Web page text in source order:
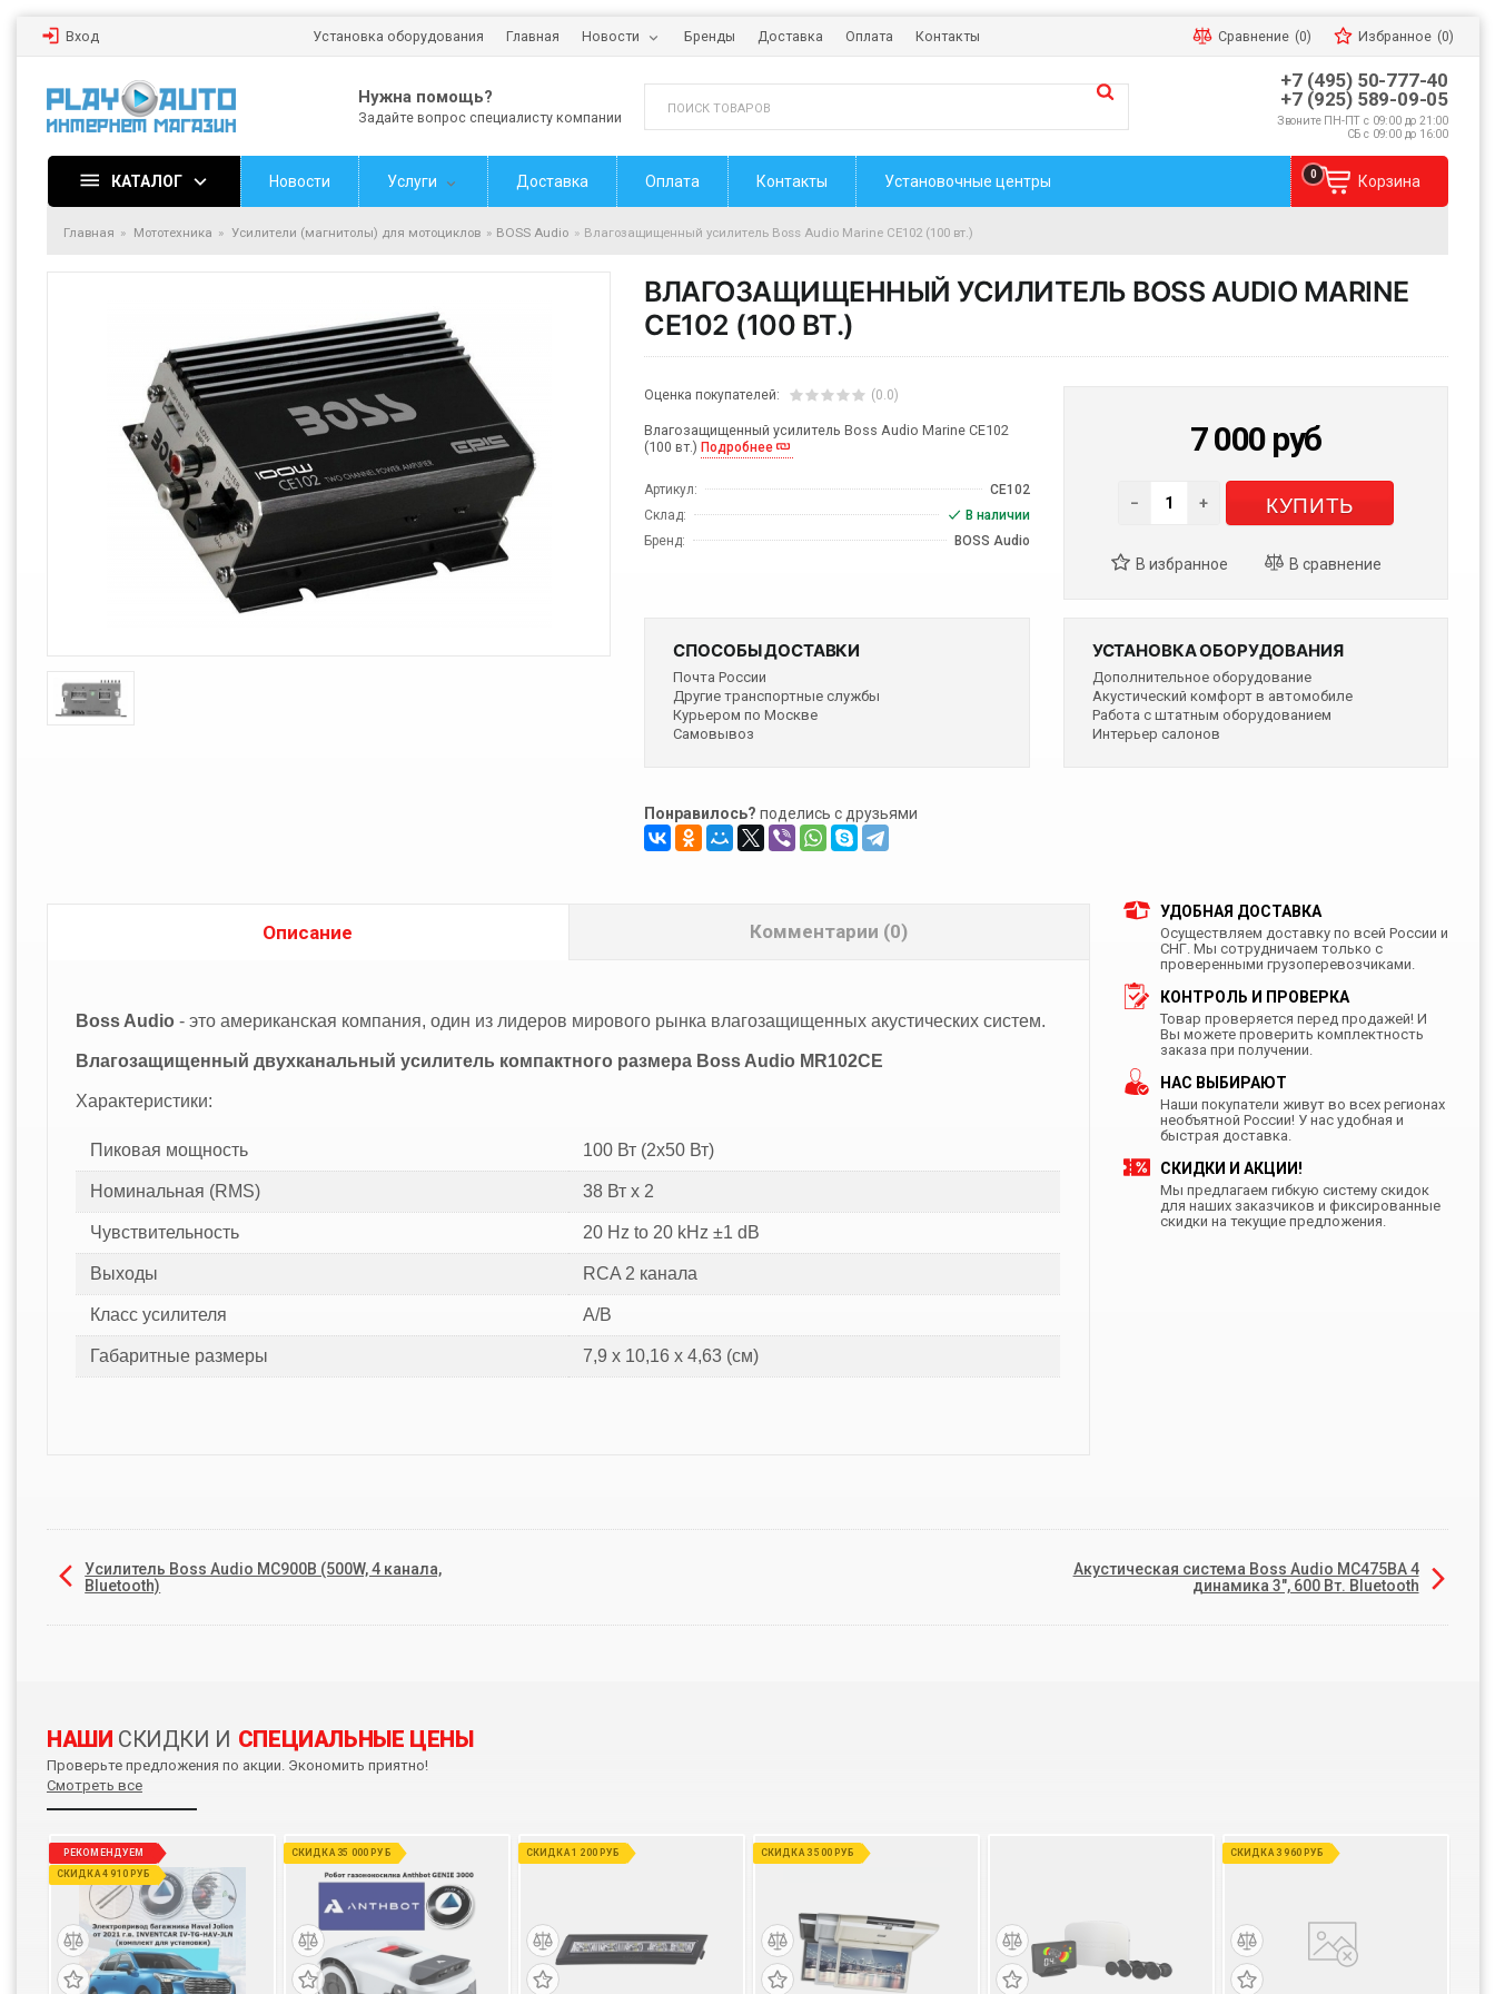
Вход Установка оборудования Главная Новости Бренды Доставка Оплата Контакты Сравнение (0) Избранное (0)
Нужна помощь?
Задайте вопрос специалисту компании
+7 (495) 50-777-40
+7 (925) 589-09-05
Звоните ПН-ПТ с 09:00 до 21:00
СБ с 09:00 до 16:00
КАТАЛОГ Новости Услуги Доставка Оплата Контакты Установочные центры Корзина
0
Главная Мототехника Усилители (магнитолы) для мотоциклов BOSS Audio Влагозащищенный усилитель Boss Audio Marine CE102 (100 вт.)
ВЛАГОЗАЩИЩЕННЫЙ УСИЛИТЕЛЬ BOSS AUDIO MARINE
CE102 (100 ВТ.)
Оценка покупателей: (0.0)
Влагозащищенный усилитель Boss Audio Marine CE102
(100 вт.)Подробнее
Артикул:
CE102
Склад:
В наличии
Бренд:
BOSS Audio
7 000 руб
− + КУПИТЬ
СПОСОБЫ ДОСТАВКИ
Почта России
Другие транспортные службы
Курьером по Москве
Самовывоз
УСТАНОВКА ОБОРУДОВАНИЯ
Дополнительное оборудование
Акустический комфорт в автомобиле
Работа с штатным оборудованием
Интерьер салонов
Понравилось? поделись с друзьями
Описание Комментарии (0)
Boss Audio - это американская компания, один из лидеров мирового рынка влагозащищенных акустических систем.
Влагозащищенный двухканальный усилитель компактного размера Boss Audio MR102CE
Характеристики:
Пиковая мощность 100 Вт (2x50 Вт)
Номинальная (RMS) 38 Вт x 2
Чувствительность 20 Hz to 20 kHz ±1 dB
Выходы RCA 2 канала
Класс усилителя A/B
Габаритные размеры 7,9 x 10,16 x 4,63 (см)
УДОБНАЯ ДОСТАВКА
Осуществляем доставку по всей России и
СНГ. Мы сотрудничаем только с
проверенными грузоперевозчиками.
КОНТРОЛЬ И ПРОВЕРКА
Товар проверяется перед продажей! И
Вы можете проверить комплектность
заказа при получении.
НАС ВЫБИРАЮТ
Наши покупатели живут во всех регионах
необъятной России! У нас удобная и
быстрая доставка.
СКИДКИ И АКЦИИ!
Мы предлагаем гибкую систему скидок
для наших заказчиков и фиксированные
скидки на текущие предложения.
Усилитель Boss Audio MC900B (500W, 4 канала,
Bluetooth)
Акустическая система Boss Audio MC475BA 4
динамика 3", 600 Вт. Bluetooth
НАШИ СКИДКИ И СПЕЦИАЛЬНЫЕ ЦЕНЫ
Проверьте предложения по акции. Экономить приятно!
Смотреть все
РЕКОМЕНДУЕМ
СКИДКА 4 910 РУБ
СКИДКА 35 000 РУБ